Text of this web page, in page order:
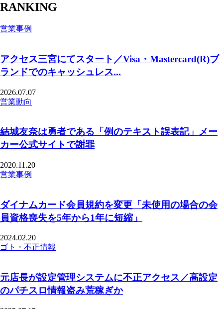
RANKING
営業事例
アクセス三宮にてスタート／Visa・Mastercard(R)ブ
ランドでのキャッシュレス...
2026.07.07
営業動向
結城友奈は勇者である「例のテキスト誤表記」メー
カー公式サイトで謝罪
2020.11.20
営業事例
ダイナムカード会員規約を変更「未使用の場合の会
員資格喪失を5年から1年に短縮」
2024.02.20
ゴト・不正情報
元店長が設定管理システムに不正アクセス／高設定
のパチスロ情報盗み荒稼ぎか